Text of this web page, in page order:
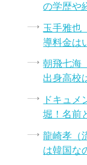
の学歴や
玉手雅也
導料金は
朝飛七海
出身高校
ドキュメ
堀！名前
龍崎孝（
は韓国な